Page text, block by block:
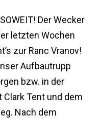
Der Wecker
letzten Wochen
zur Ranc Vranov!
Aufbautrupp
bzw. in der
Tent und dem
Nach dem